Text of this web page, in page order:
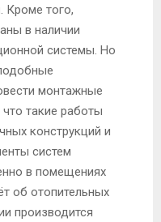
Кроме того,
в наличии
системы. Но
монтажные
такие работы
конструкций и
систем
в помещениях
об отопительных
производится